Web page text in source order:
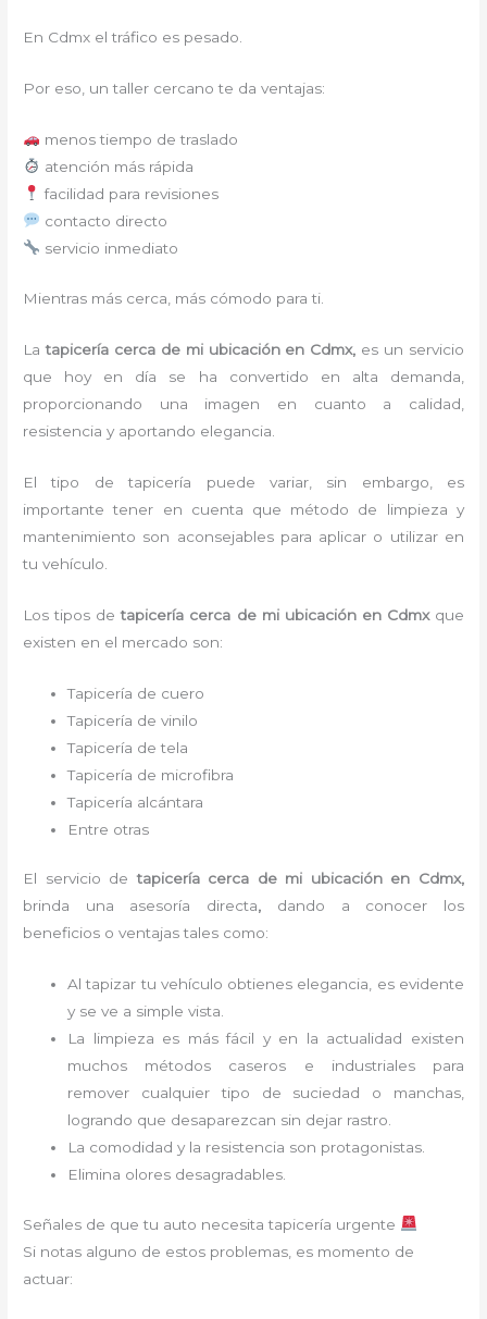
En Cdmx el tráfico es pesado.
Por eso, un taller cercano te da ventajas:
menos tiempo de traslado
atención más rápida
facilidad para revisiones
contacto directo
servicio inmediato
Mientras más cerca, más cómodo para ti.
La tapicería cerca de mi ubicación en Cdmx, es un servicio
que hoy en día se ha convertido en alta demanda,
proporcionando una imagen en cuanto a calidad,
resistencia y aportando elegancia.
El tipo de tapicería puede variar, sin embargo, es
importante tener en cuenta que método de limpieza y
mantenimiento son aconsejables para aplicar o utilizar en
tu vehículo.
Los tipos detapicería cerca de miubicación en Cdmxque
existen en el mercado son:
Tapicería de cuero
Tapicería de vinilo
Tapicería de tela
Tapicería de microfibra
Tapicería alcántara
Entre otras
El servicio detapicería cerca de mi ubicación en Cdmx,
brinda una asesoría directa, dando a conocer los
beneficios o ventajas tales como:
Al tapizar tu vehículo obtienes elegancia, es evidente
y se ve a simple vista.
La limpieza es más fácil y en la actualidad existen
muchos métodos caseros e industriales para
remover cualquier tipo de suciedad o manchas,
logrando que desaparezcan sin dejar rastro.
La comodidad y la resistencia son protagonistas.
Elimina olores desagradables.
Señales de que tu auto necesita tapicería urgente
Si notas alguno de estos problemas, es momento de
actuar: